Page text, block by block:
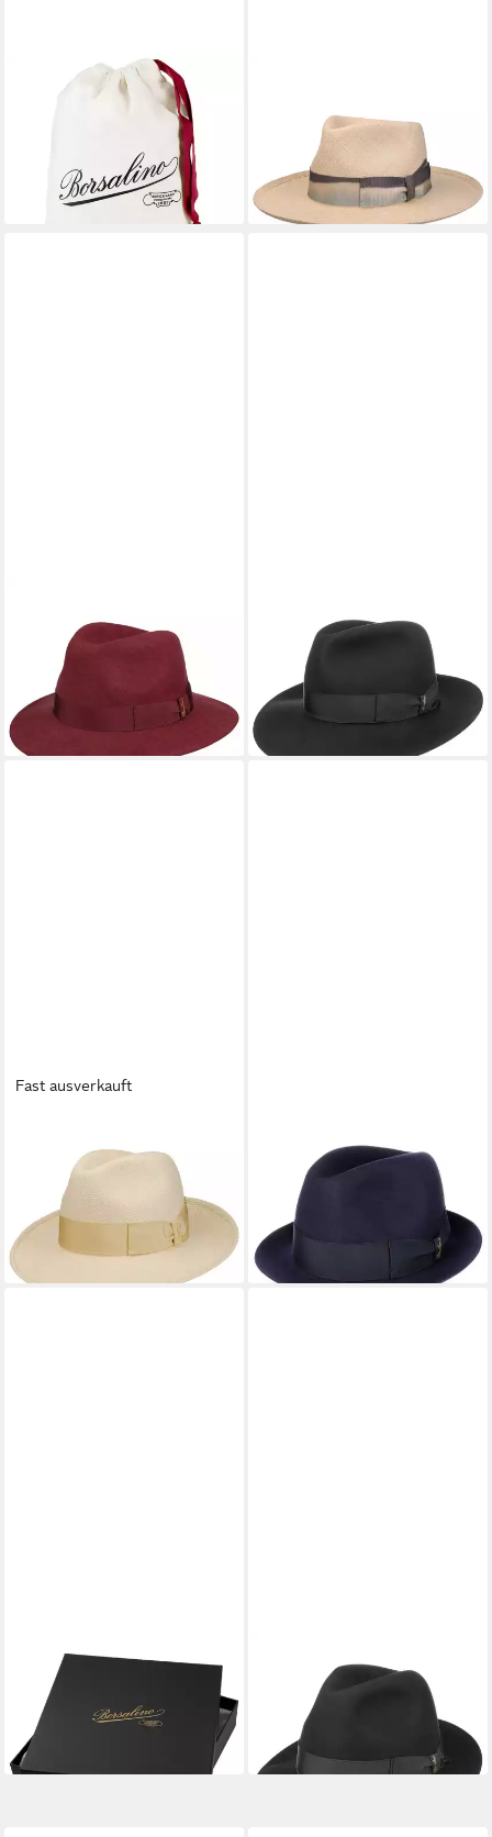
BORSALINO
lieferbar - in 3-4 Werktagen bei dir
Panamastrohhut mit
Ripsband, Made in Italy
304,00 €
lieferbar - in 3-4 Werktagen bei dir
Filzhut (1-St) Wollfilzhut mit
Ripsband, Made in Italy
205,00 €
lieferbar - in 3-4 Werktagen bei dir
Filzhut (1-St) Fedora mit
Futter, Made in Italy
475,00 €
lieferbar - in 3-4 Werktagen bei dir
Fast ausverkauft
Sonnenhut (1-St)
Panamastrohhut mit
Ripsband, Made in Italy
280,00 €
lieferbar - in 3-4 Werktagen bei dir
Outdoorhut (1-St) Trilby mit
Futter, Made in Italy
380,00 €
lieferbar - in 3-4 Werktagen bei dir
BORSALINO
Filzhut (1-St) Schachtel
34,95 €
lieferbar - in 3-4 Werktagen bei dir
Filzhut (1-St) Herrenhut mit
Futter, Made in Italy
695,00 €
lieferbar - in 3-4 Werktagen bei dir